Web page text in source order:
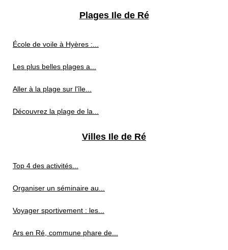
Plages Ile de Ré
École de voile à Hyères :...
Les plus belles plages a...
Aller à la plage sur l'île...
Découvrez la plage de la...
Villes Ile de Ré
Top 4 des activités...
Organiser un séminaire au...
Voyager sportivement : les...
Ars en Ré, commune phare de...